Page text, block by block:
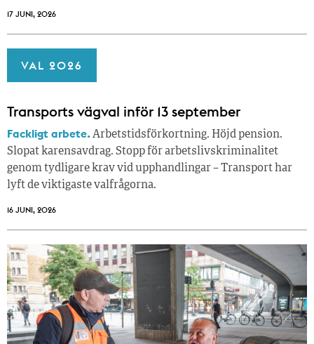
17 JUNI, 2026
VAL 2026
Transports vägval inför 13 september
Fackligt arbete.Arbetstidsförkortning. Höjd pension.
Slopat karensavdrag. Stopp för arbetslivskriminalitet
genom tydligare krav vid upphandlingar – Transport har
lyft de viktigaste valfrågorna.
16 JUNI, 2026